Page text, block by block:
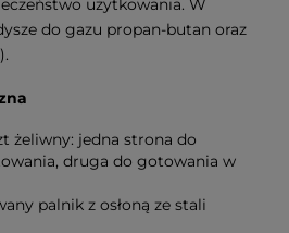
użytkowania. W
do gazu propan-butan oraz
żeliwny: jedna strona do
druga do gotowania w
palnik z osłoną ze stali